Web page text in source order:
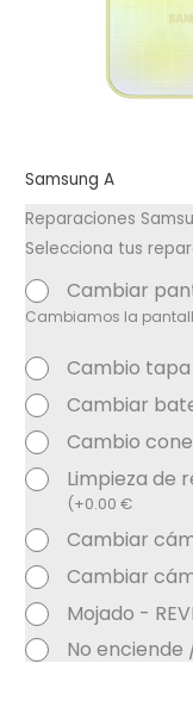
Samsung A
Reparaciones
Selecciona tus
Cambiar
Cambiamos la
Cambio
Cambiar
Cambio
Limpieza de
(+0.00€
Cambiar
Cambiar
Mojado -
No enciende